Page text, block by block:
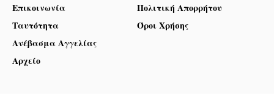
Επικοινωνία
Ταυτότητα
Ανέβασμα Αγγελίας
Αρχείο
Πολιτική Απορρήτου
Όροι Χρήσης